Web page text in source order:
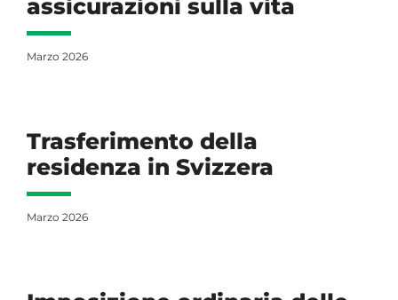
assicurazioni sulla vita
Marzo 2026
Trasferimento della
residenza in Svizzera
Marzo 2026